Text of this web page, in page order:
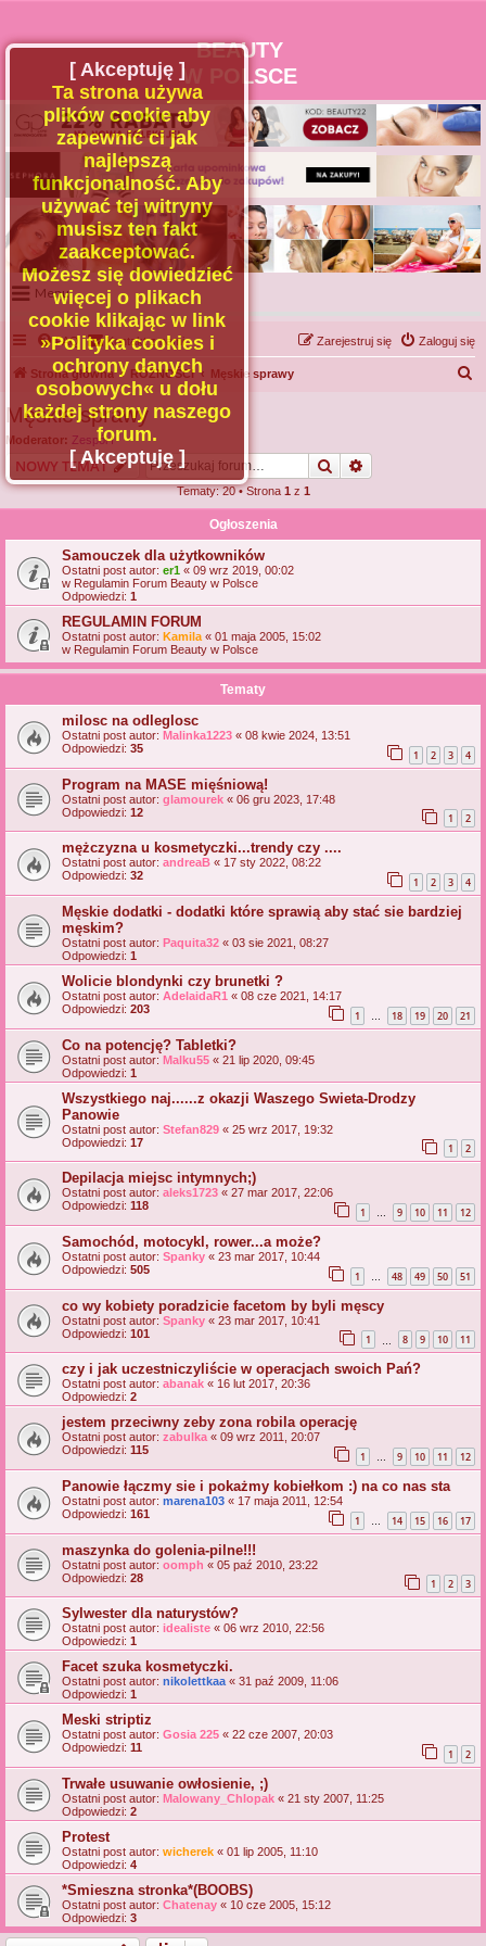
BEAUTY
W POLSCE
Menu
Portal
Facebook
Regulamin
Zapytaj administratora
Kontakt
FAQ Kontakt z nami Zaloguj się
Zarejestruj się
Strona główna RÓŻNOŚCI Męskie sprawy
Męskie sprawy
Moderator: Zespół I
NOWY TEMAT Szukaj
Tematy: 20 • Strona 1 z 1
Ogłoszenia
Samouczek dla użytkowników
Ostatni post autor: er1 « 09 wrz 2019, 00:02
w Regulamin Forum Beauty w Polsce
Odpowiedzi: 1
REGULAMIN FORUM
Ostatni post autor: Kamila « 01 maja 2005, 15:02
w Regulamin Forum Beauty w Polsce
Tematy
milosc na odleglosc
Ostatni post autor: Malinka1223 « 08 kwie 2024, 13:51
Odpowiedzi: 35 1 2 3 4
Program na MASE mięśniową!
Ostatni post autor: glamourek « 06 gru 2023, 17:48
Odpowiedzi: 12 1 2
mężczyzna u kosmetyczki...trendy czy ....
Ostatni post autor: andreaB « 17 sty 2022, 08:22
Odpowiedzi: 32 1 2 3 4
Męskie dodatki - dodatki które sprawią aby stać sie bardziej
męskim?
Ostatni post autor: Paquita32 « 03 sie 2021, 08:27
Odpowiedzi: 1
Wolicie blondynki czy brunetki ?
Ostatni post autor: AdelaidaR1 « 08 cze 2021, 14:17
Odpowiedzi: 203 1 … 18 19 20 21
Co na potencję? Tabletki?
Ostatni post autor: Malku55 « 21 lip 2020, 09:45
Odpowiedzi: 1
Wszystkiego naj......z okazji Waszego Swieta-Drodzy
Panowie
Ostatni post autor: Stefan829 « 25 wrz 2017, 19:32
Odpowiedzi: 17 1 2
Depilacja miejsc intymnych;)
Ostatni post autor: aleks1723 « 27 mar 2017, 22:06
Odpowiedzi: 118 1 … 9 10 11 12
Samochód, motocykl, rower...a może?
Ostatni post autor: Spanky « 23 mar 2017, 10:44
Odpowiedzi: 505 1 … 48 49 50 51
co wy kobiety poradzicie facetom by byli męscy
Ostatni post autor: Spanky « 23 mar 2017, 10:41
Odpowiedzi: 101 1 8 9 10 11
czy i jak uczestniczyliście w operacjach swoich Pań?
Ostatni post autor: abanak « 16 lut 2017, 20:36
Odpowiedzi: 2
jestem przeciwny zeby zona robila operację
Ostatni post autor: zabulka « 09 wrz 2011, 20:07
Odpowiedzi: 115 1 … 9 10 11 12
Panowie łączmy sie i pokażmy kobiełkom :) na co nas sta
Ostatni post autor: marena103 « 17 maja 2011, 12:54
Odpowiedzi: 161 1 14 15 16 17
maszynka do golenia-pilne!!!
Ostatni post autor: oomph « 05 paź 2010, 23:22
Odpowiedzi: 28 1 2 3
Sylwester dla naturystów?
Ostatni post autor: idealiste « 06 wrz 2010, 22:56
Odpowiedzi: 1
Facet szuka kosmetyczki.
Ostatni post autor: nikolettkaa « 31 paź 2009, 11:06
Odpowiedzi: 1
Meski striptiz
Ostatni post autor: Gosia 225 « 22 cze 2007, 20:03
Odpowiedzi: 11 1 2
Trwałe usuwanie owłosienie, ;)
Ostatni post autor: Malowany_Chlopak « 21 sty 2007, 11:25
Odpowiedzi: 2
Protest
Ostatni post autor: wicherek « 01 lip 2005, 11:10
Odpowiedzi: 4
*Smieszna stronka*(BOOBS)
Ostatni post autor: Chatenay « 10 cze 2005, 15:12
Odpowiedzi: 3
[ Akceptuję ]
Ta strona używa
plików cookie aby
zapewnić ci jak
najlepszą
funkcjonalność. Aby
używać tej witryny
musisz ten fakt
zaakceptować.
Możesz się dowiedzieć
więcej o plikach
cookie klikając w link
»Polityka cookies i
ochrony danych
osobowych« u dołu
każdej strony naszego
forum.
[ Akceptuję ]